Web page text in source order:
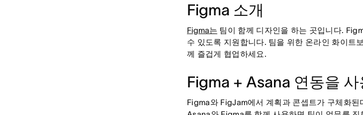
Figma 소개
Figma는 팀이 함께 디자인을 하는 곳입니다.
수 있도록 지원합니다. 팀을 위한 온라인 화이트
께 즐겁게 협업하세요.
Figma + Asana 연동을
Figma와 FigJam에서 계획과 콘셉트가 구체화